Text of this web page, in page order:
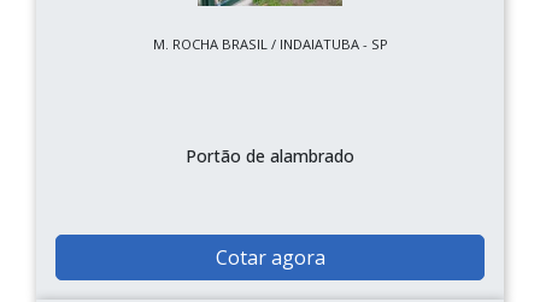
M. ROCHA BRASIL / INDAIATUBA - SP
Portão de alambrado
Cotar agora